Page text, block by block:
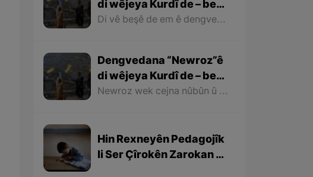
di wêjeya Kurdî de – beşa
2yem
Di vê beşê de em ê dengvedana zêdetir a Newrozê di helbest û deqên Kurdî de rabixine ber çavan. Herwisa pêwîst e em îşare bi wê yekê jî bikin ku tevî wê ku em di vê gotarê de dengvedana “Newroz”ê di edebiyata Kurdî de dibînin, em ê hin nivîskar û helbestvanên xwe binêrin ku mixabin navê hin ji wan hatiye jibîrkirin.
Dengvedana “Newroz”ê
di wêjeya Kurdî de – beşa
1em
Newroz wek cejna nûbûn û azadiyê di wêjeya Kurdî de û li cem helbestvan û nivîskarên Kurd, hertim girîngiya xwe hebûye. Helbestvan û nivîskarên Kurd di helbest û nivîsên xwe de Newroz wek bedewiyek, dergeheke azadiyê û sembola rizgariya netewî bi kar anîne. Ev mijare jî vedigere bo girêdana înkarkirî ya Kurd û Kurdistanê bi Newrozê re.
Hin Rexneyên Pedagojîk
li Ser Çîrokên Zarokan –